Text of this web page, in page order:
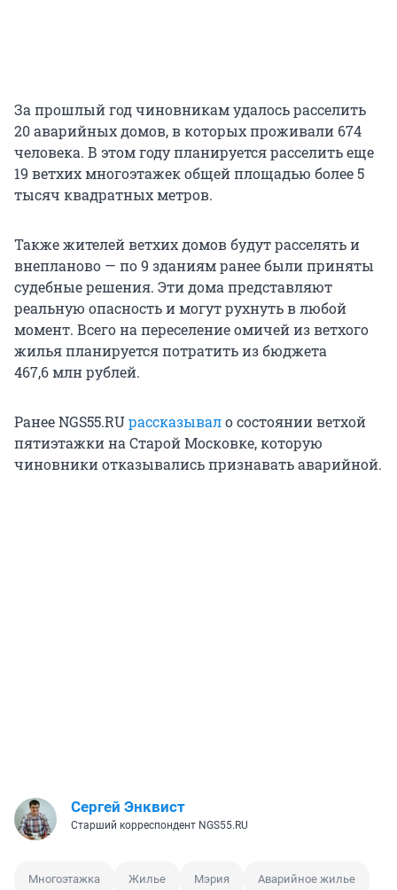
За прошлый год чиновникам удалось расселить
20 аварийных домов, в которых проживали 674
человека. В этом году планируется расселить еще
19 ветхих многоэтажек общей площадью более 5
тысяч квадратных метров.
Также жителей ветхих домов будут расселять и
внепланово — по 9 зданиям ранее были приняты
судебные решения. Эти дома представляют
реальную опасность и могут рухнуть в любой
момент. Всего на переселение омичей из ветхого
жилья планируется потратить из бюджета
467,6 млн рублей.
Ранее NGS55.RUрассказывало состоянии ветхой
пятиэтажки на Старой Московке, которую
чиновники отказывались признавать аварийной.
Сергей Энквист
Старший корреспондент NGS55.RU
Многоэтажка Жилье Мэрия Аварийное жилье